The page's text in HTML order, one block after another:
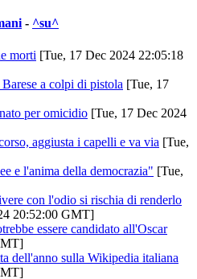
- ^su^
morti [Tue, 17 Dec 2024 22:05:18
a colpi di pistola [Tue, 17
per omicidio [Tue, 17 Dec 2024
aggiusta i capelli e va via [Tue,
e l'anima della democrazia" [Tue,
con l'odio si rischia di renderlo
20:52:00 GMT]
essere candidato all'Oscar
dell'anno sulla Wikipedia italiana